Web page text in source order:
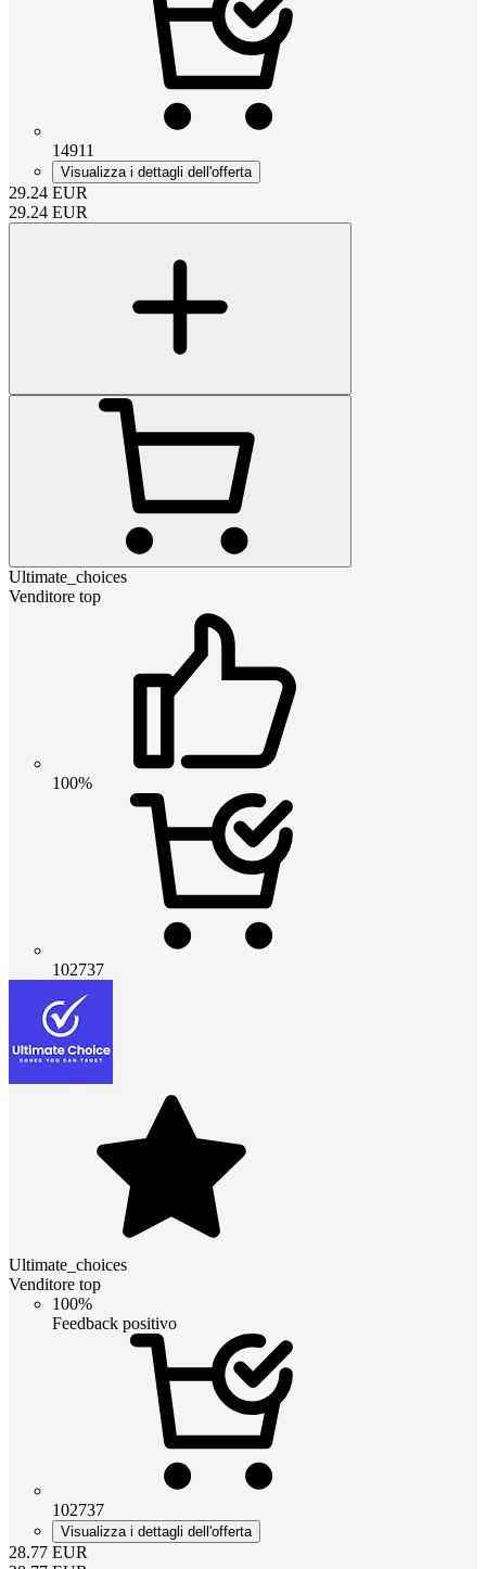
14911
Visualizza i dettagli dell'offerta
29.24 EUR
29.24 EUR
Ultimate_choices
Venditore top
100%
102737
Ultimate_choices
Venditore top
100%
Feedback positivo
102737
Visualizza i dettagli dell'offerta
28.77 EUR